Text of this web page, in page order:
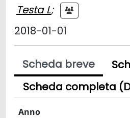
Testa L;
2018-01-01
Scheda breve
Scheda completa
Anno